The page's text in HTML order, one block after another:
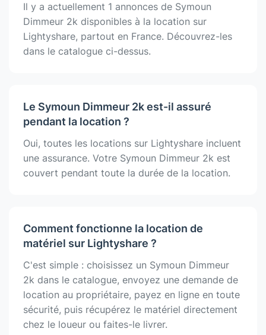
Il y a actuellement 1 annonces de Symoun
Dimmeur 2k disponibles à la location sur
Lightyshare, partout en France. Découvrez-les
dans le catalogue ci-dessus.
Le Symoun Dimmeur 2k est-il assuré
pendant la location ?
Oui, toutes les locations sur Lightyshare incluent
une assurance. Votre Symoun Dimmeur 2k est
couvert pendant toute la durée de la location.
Comment fonctionne la location de
matériel sur Lightyshare ?
C'est simple : choisissez un Symoun Dimmeur
2k dans le catalogue, envoyez une demande de
location au propriétaire, payez en ligne en toute
sécurité, puis récupérez le matériel directement
chez le loueur ou faites-le livrer.